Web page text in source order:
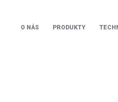
O NÁS PRODUKTY